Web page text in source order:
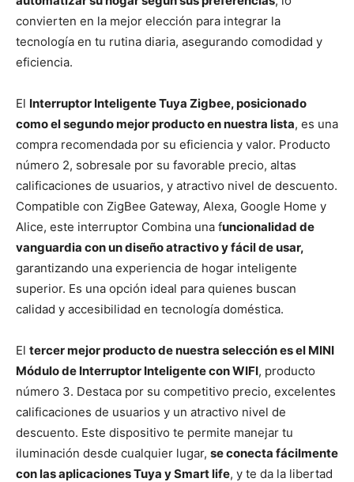
convierten en la mejor elección para integrar la
tecnología en tu rutina diaria, asegurando comodidad y
eficiencia.
El Interruptor Inteligente Tuya Zigbee, posicionado
como el segundo mejor producto en nuestra lista, es una
compra recomendada por su eficiencia y valor. Producto
número 2, sobresale por su favorable precio, altas
calificaciones de usuarios, y atractivo nivel de descuento.
Compatible con ZigBee Gateway, Alexa, Google Home y
Alice, este interruptor Combina una funcionalidad de
vanguardia con un diseño atractivo y fácil de usar,
garantizando una experiencia de hogar inteligente
superior. Es una opción ideal para quienes buscan
calidad y accesibilidad en tecnología doméstica.
El tercer mejor producto de nuestra selección es el MINI
Módulo de Interruptor Inteligente con WIFI, producto
número 3. Destaca por su competitivo precio, excelentes
calificaciones de usuarios y un atractivo nivel de
descuento. Este dispositivo te permite manejar tu
iluminación desde cualquier lugar, se conecta fácilmente
con las aplicaciones Tuya y Smart life, y te da la libertad